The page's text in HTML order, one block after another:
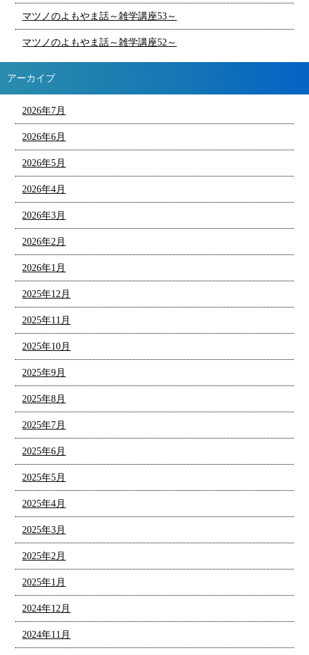
マツノのよもやま話～雑学講座53～
マツノのよもやま話～雑学講座52～
アーカイブ
2026年7月
2026年6月
2026年5月
2026年4月
2026年3月
2026年2月
2026年1月
2025年12月
2025年11月
2025年10月
2025年9月
2025年8月
2025年7月
2025年6月
2025年5月
2025年4月
2025年3月
2025年2月
2025年1月
2024年12月
2024年11月